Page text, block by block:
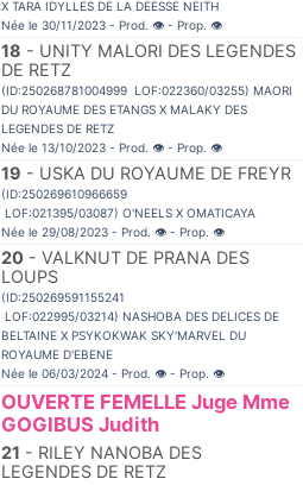
X TARA IDYLLES DE LA DEESSE NEITH
Née le 30/11/2023 - Prod. 👁 - Prop. 👁
18 - UNITY MALORI DES LEGENDES
DE RETZ
(ID:250268781004999 LOF:022360/03255) MAORI
DU ROYAUME DES ETANGS X MALAKY DES
LEGENDES DE RETZ
Née le 13/10/2023 - Prod. 👁 - Prop. 👁
19 - USKA DU ROYAUME DE FREYR
(ID:250269610966659
LOF:021395/03087) O'NEELS X OMATICAYA
Née le 29/08/2023 - Prod. 👁 - Prop. 👁
20 - VALKNUT DE PRANA DES
LOUPS
(ID:250269591155241
LOF:022995/03214) NASHOBA DES DELICES DE
BELTAINE X PSYKOKWAK SKY'MARVEL DU
ROYAUME D'EBENE
Née le 06/03/2024 - Prod. 👁 - Prop. 👁
OUVERTE FEMELLE Juge Mme
GOGIBUS Judith
21 - RILEY NANOBA DES
LEGENDES DE RETZ